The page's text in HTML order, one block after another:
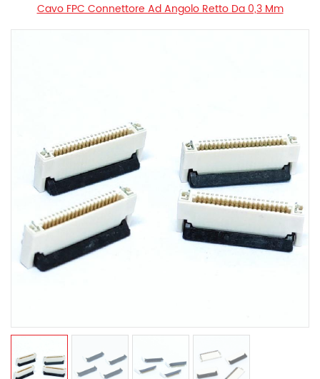
Cavo FPC Connettore Ad Angolo Retto Da 0,3 Mm